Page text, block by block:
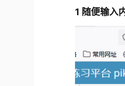
1 随便输入